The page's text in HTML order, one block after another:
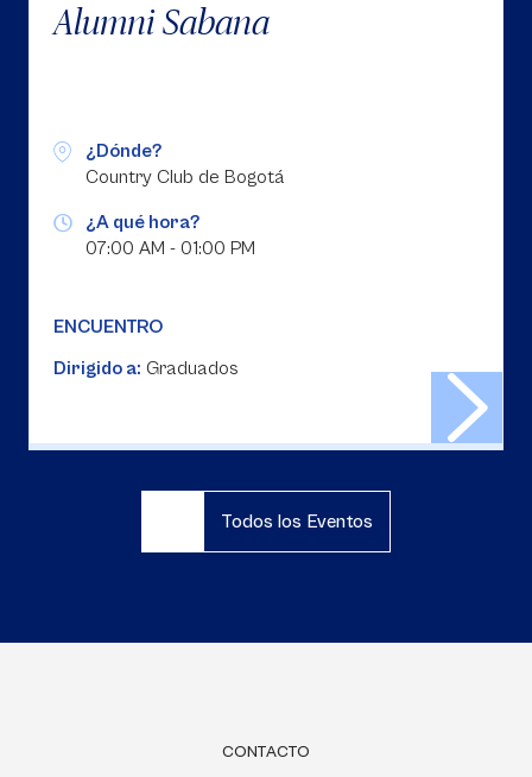
Alumni Sabana
¿Dónde?
Country Club de Bogotá
¿A qué hora?
07:00 AM - 01:00 PM
ENCUENTRO
Dirigido a: Graduados
Todos los Eventos
CONTACTO